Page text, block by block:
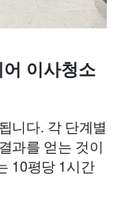
이사청소
니다. 각 단계별
과를 얻는 것이
10평당 1시간